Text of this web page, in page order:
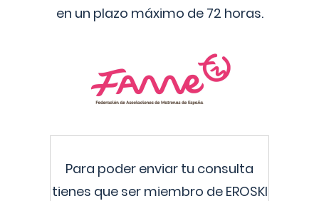
en un plazo máximo de 72 horas.
Para poder enviar tu consulta
tienes que ser miembro de EROSKI